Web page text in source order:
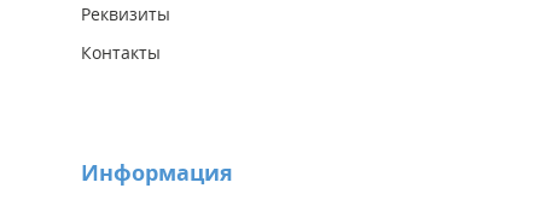
Реквизиты
Контакты
Информация